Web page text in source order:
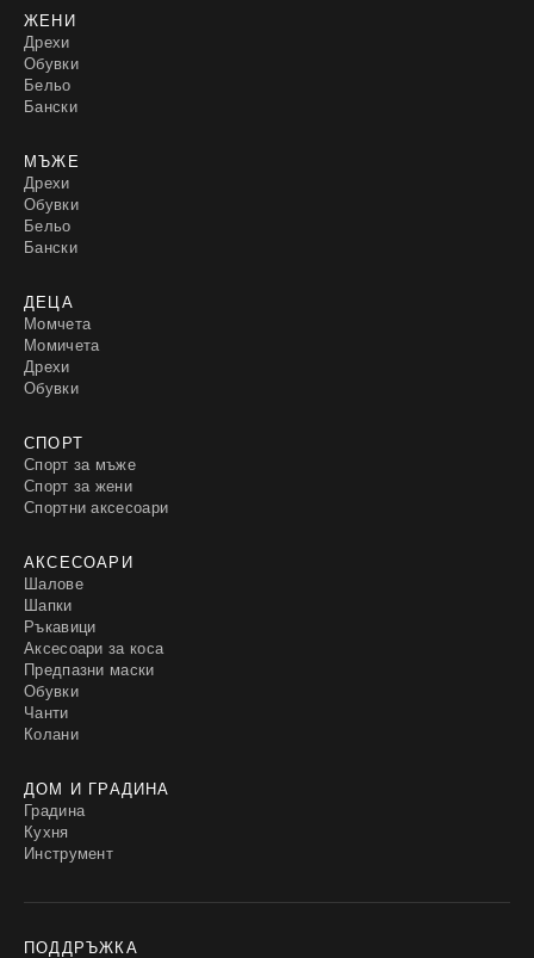
ЖЕНИ
Дрехи
Обувки
Бельо
Бански
МЪЖЕ
Дрехи
Обувки
Бельо
Бански
ДЕЦА
Момчета
Момичета
Дрехи
Обувки
СПОРТ
Спорт за мъже
Спорт за жени
Спортни аксесоари
АКСЕСОАРИ
Шалове
Шапки
Ръкавици
Аксесоари за коса
Предпазни маски
Обувки
Чанти
Колани
ДОМ И ГРАДИНА
Градина
Кухня
Инструмент
ПОДДРЪЖКА